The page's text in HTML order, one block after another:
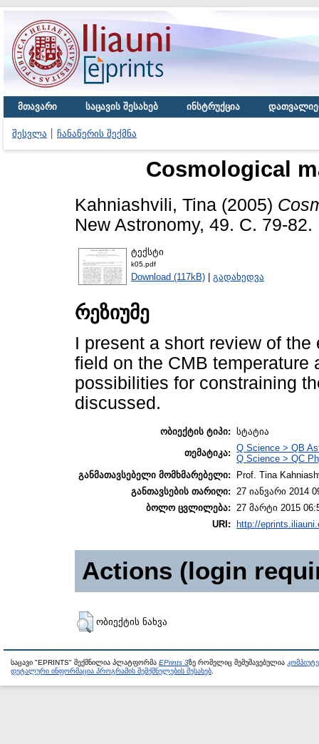
მთავარი საცავის შესახებ ინსტრუქცია
შესვლა ჩანაწერის შექმნა
Cosmological
Kahniashvili, Tina (2005)
New Astronomy, 49. С. 79-82.
ტექსტი
k05.pdf
Download (117kB) | გადახედვა
რეზიუმე
I present a short review of
field on the CMB temperature
possibilities for constraining
discussed.
ობიექტის ტიპი: სტატია
თემატიკა: Q Science > QB
Q Science > QC
განმათავსებელი მომხმარებელი:
Prof. Tina
განთავსების თარიღი:
27 იანვარი 2014
ბოლო ცვლილება:
27 მარტი 2015
URI:
http://
Actions (login
ობიექტის ნახვა
საცავი "EPRINTS" შექმნილია პლატფორმა EPrints 3ზე რომელიც შემუშავებულია
დეტალური ინფორმაცია პროგრამის შემქმნელების შესახებ